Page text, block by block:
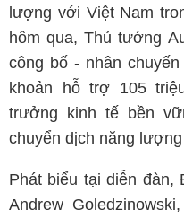
lượng với Việt Nam
hôm qua, Thủ tướng
công bố - nhân
khoản hỗ trợ 105
trưởng kinh tế bền
chuyển dịch năng
Phát biểu tại diễn đàn,
Andrew